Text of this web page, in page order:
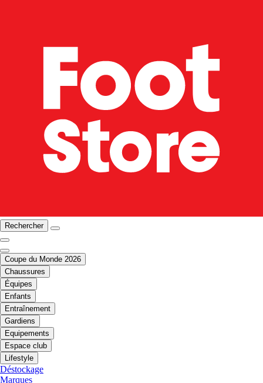
Rechercher
Coupe du Monde 2026
Chaussures
Équipes
Enfants
Entraînement
Gardiens
Equipements
Espace club
Lifestyle
Déstockage
Marques